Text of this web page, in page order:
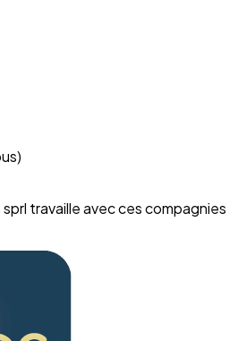
travaille avec ces compagnies